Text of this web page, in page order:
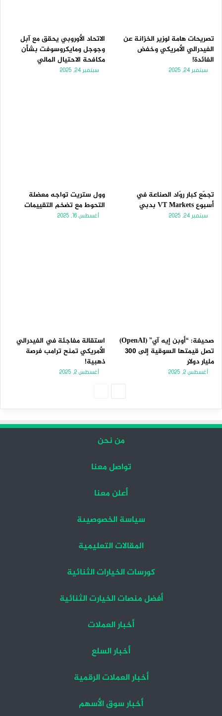
تصريحات هامة لوزير الخزانة عن
الفيدرالي الأمريكي وخفض
الفائدة!
سبتمبر 24, 2025
الاتحاد الأوروبي يحقق مع آبل
وجوجل ومايكروسوفت بشأن
مكافحة الاحتيال المالي
سبتمبر 24, 2025
تجمّع كبار روّاد الصناعة في
أسبوع VT Markets بدبي
سبتمبر 24, 2025
وول ستريت تواجه معضلة
التحوط مع تضخم التقييمات
أغسطس 16, 2025
صحيفة: “أوبن إيه آي” (OpenAI)
تصل قيمتها السوقية إلى 300
مليار دولار
أغسطس 2, 2025
استقالة مفاجئة في الفيدرالي
الأمريكي تمنح ترامب فرصة
ذهبية!
أغسطس 2, 2025
من نحن
تواصل معنا
أعلن معنا
سياسة الخصوصيىة
المقالات التعليمية
كورسات الخيارات الثنائية
أفضل منصات الخيارت الثنائية
أخبار العملات
أخبار السلع
أخبار العملات الرقمية
أخبار سوق الأسهم